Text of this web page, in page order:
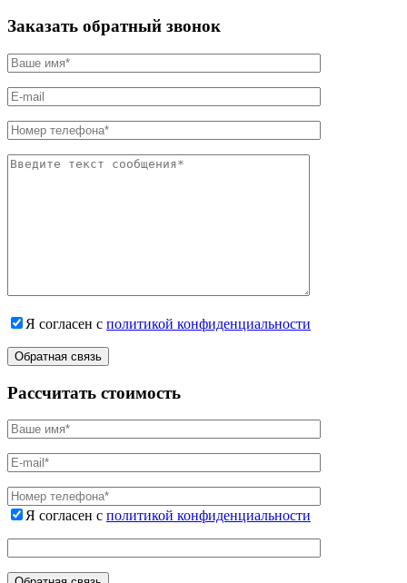
Заказать обратный звонок
Я согласен с политикой конфиденциальности
Рассчитать стоимость
Я согласен с политикой конфиденциальности